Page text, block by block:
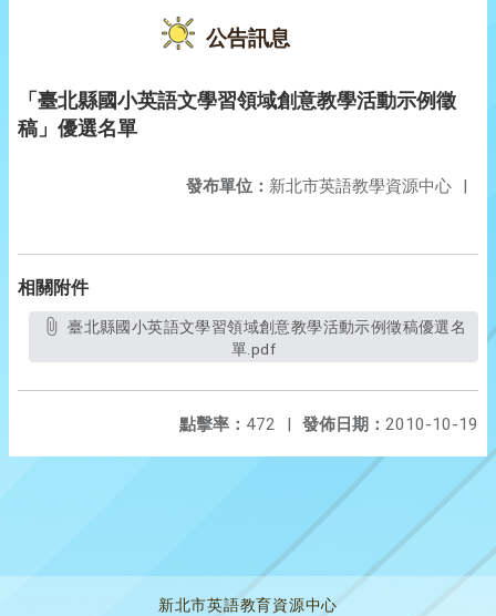
公告訊息
「臺北縣國小英語文學習領域創意教學活動示例徵
稿」優選名單
發布單位： 新北市英語教學資源中心 |
相關附件
臺北縣國小英語文學習領域創意教學活動示例徵稿優選名
單.pdf
發佈日期： 2010-10-19
點擊率： 472 |
新北市英語教育資源中心